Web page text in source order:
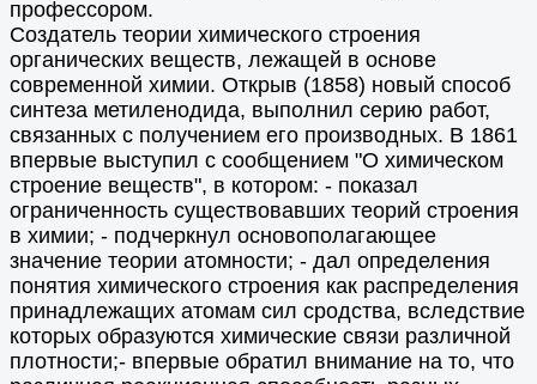
профессором.
Создатель теории химического строения
органических веществ, лежащей в основе
современной химии. Открыв (1858) новый способ
синтеза метиленодида, выполнил серию работ,
связанных с получением его производных. В 1861
впервые выступил с сообщением "О химическом
строение веществ", в котором: - показал
ограниченность существовавших теорий строения
в химии; - подчеркнул основополагающее
значение теории атомности; - дал определения
понятия химического строения как распределения
принадлежащих атомам сил сродства, вследствие
которых образуются химические связи различной
плотности;- впервые обратил внимание на то, что